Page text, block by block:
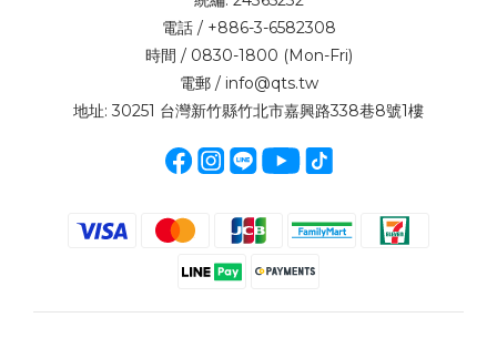
電話 / +886-3-6582308
時間 / 0830-1800 (Mon-Fri)
電郵 / info@qts.tw
地址: 30251 台灣新竹縣竹北市嘉興路338巷8號1樓